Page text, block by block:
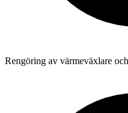
Rengöring av värmeväxlare